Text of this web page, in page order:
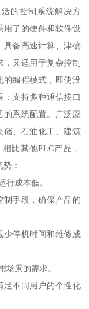
的控制系统解决方
用了的硬件和软件设
具备高速计算、津确
又适用于复杂控制
的编程模式，即使没
支持多种通信接口
的系统配置。广泛应
储、石油化工、建筑
比其他PLC产品，
：
行成本低。
制手段，确保产品的
少停机时间和维修成
场景的需求。
足不同用户的个性化